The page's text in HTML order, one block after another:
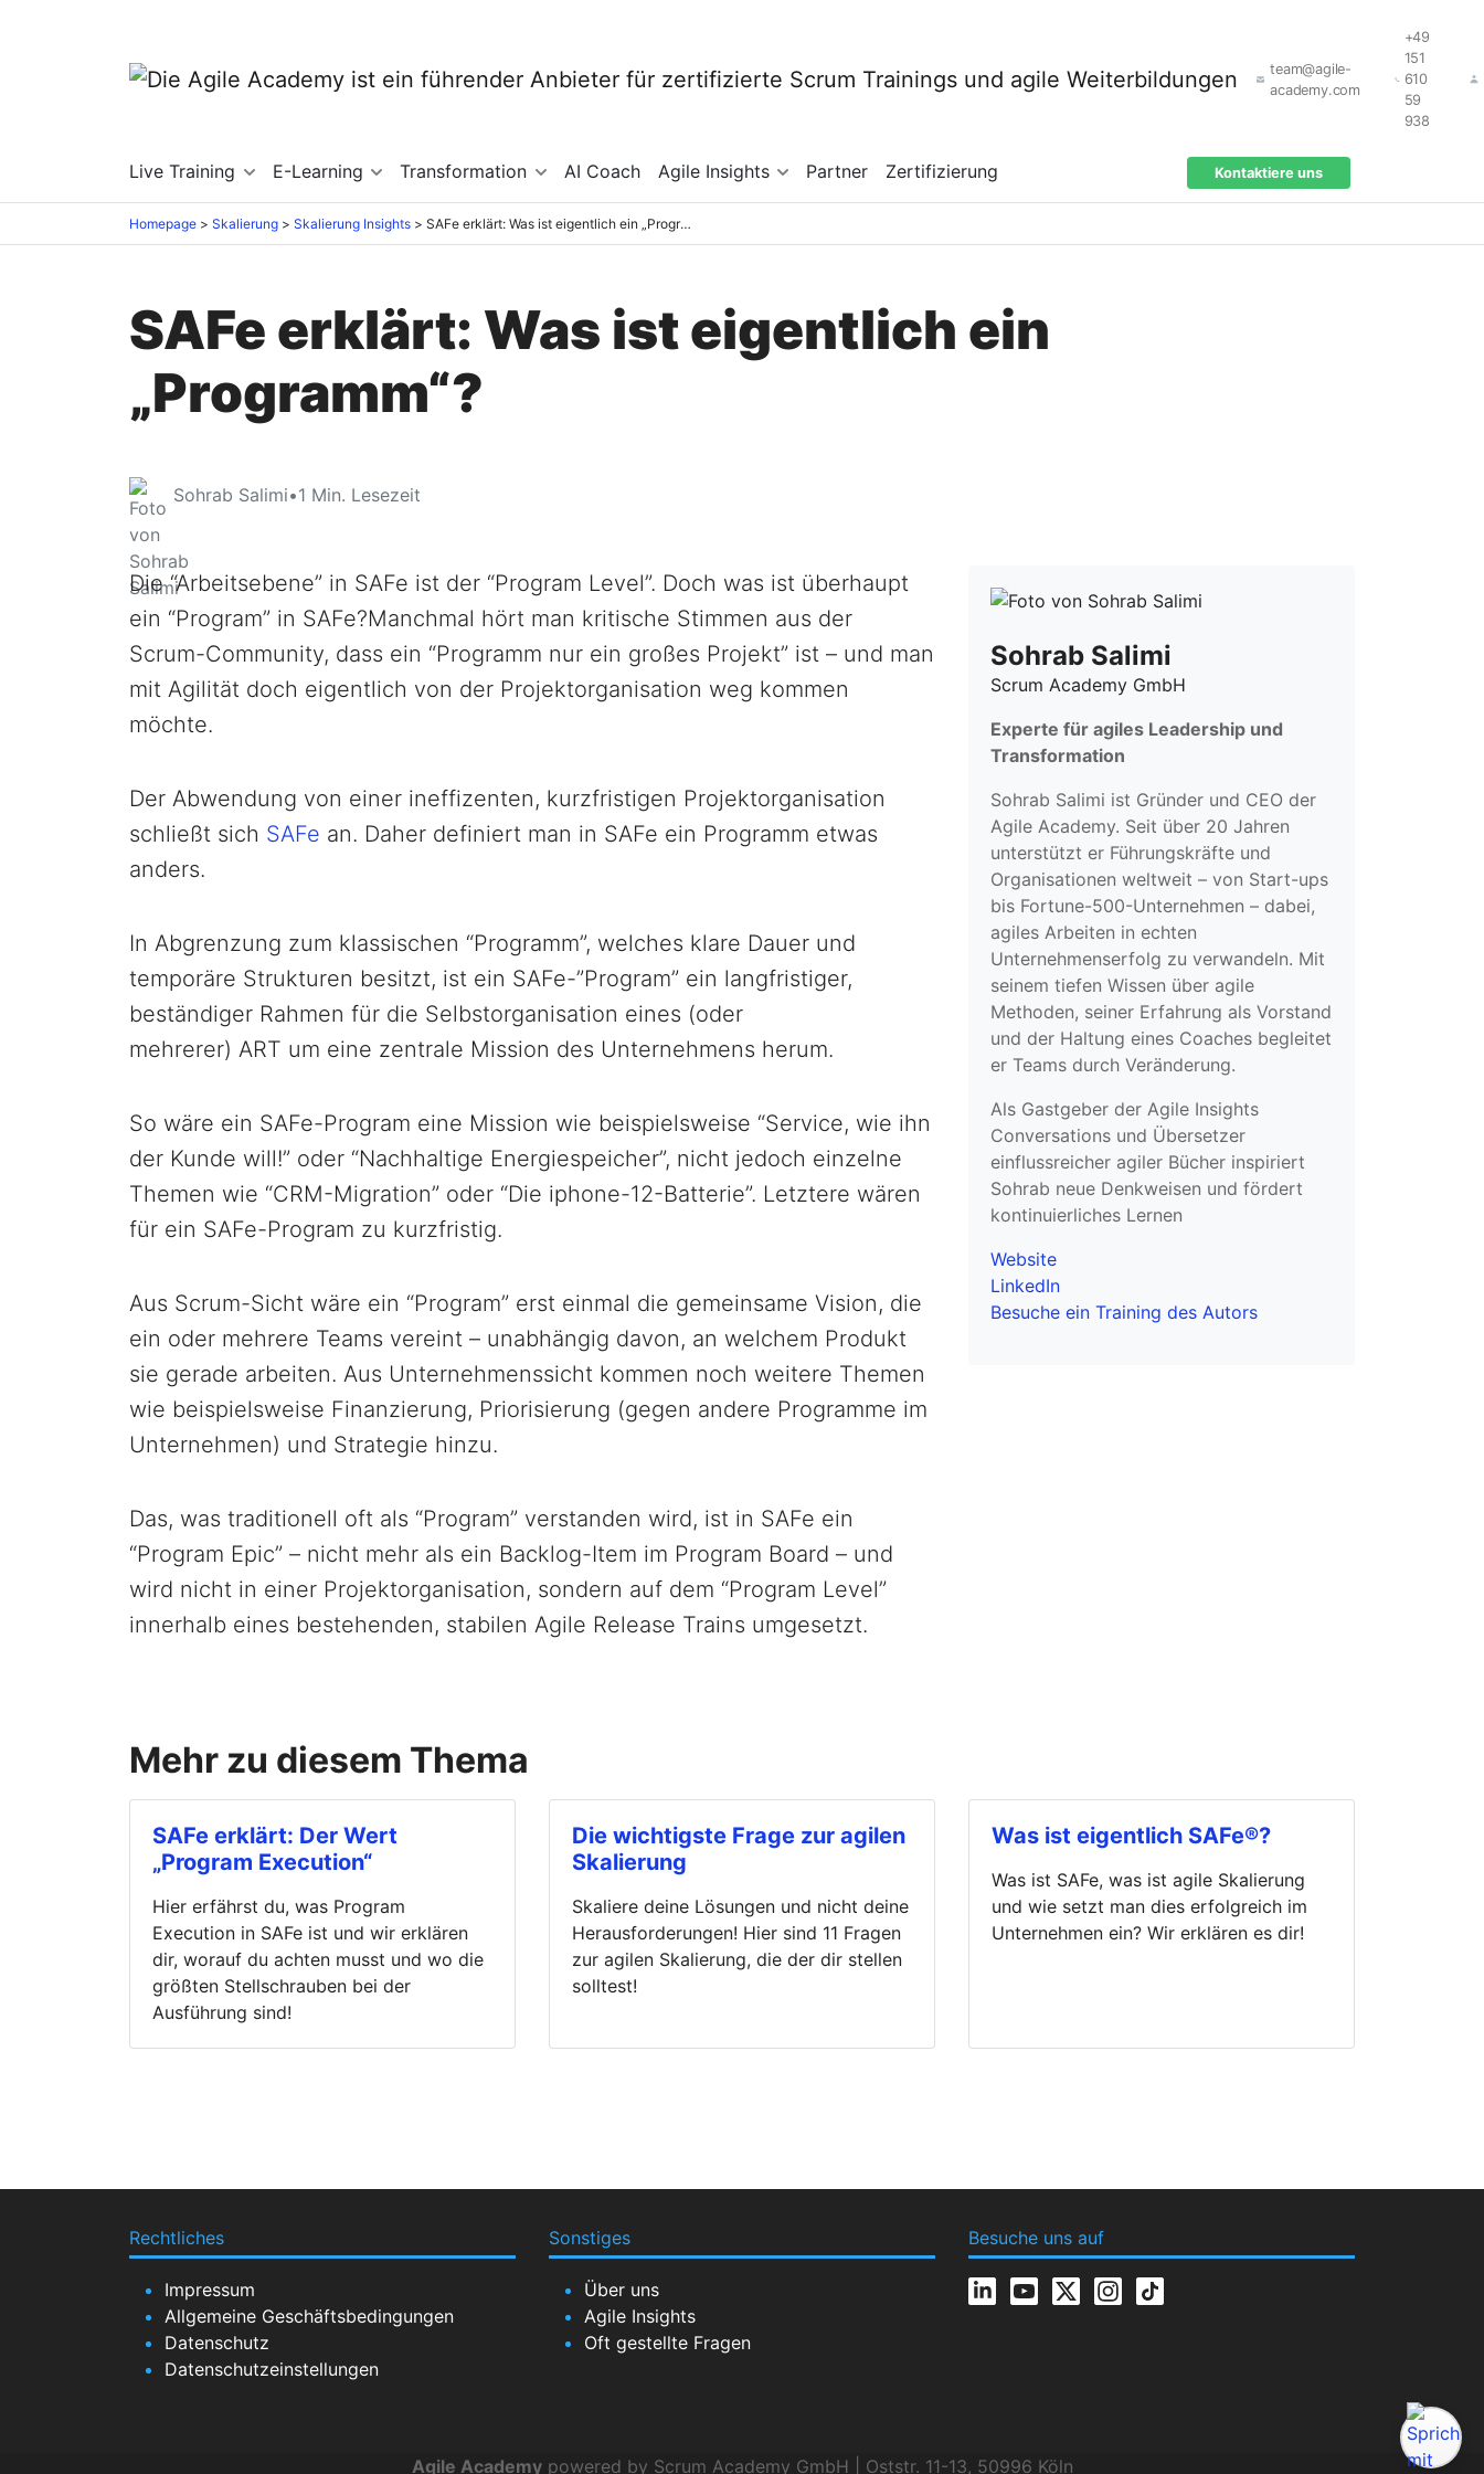
team@agile-
academy.com
+49
151
610
59
938
Live Training E-Learning Transformation AI Coach Agile Insights Partner Zertifizierung Kontaktiere uns
Homepage Skalierung Skalierung Insights SAFe erklärt: Was ist eigentlich ein „Programm“?
SAFe erklärt: Was ist eigentlich ein
„Programm“?
Sohrab Salimi•1 Min. Lesezeit
Die “Arbeitsebene” in SAFe ist der “Program Level”. Doch was ist überhaupt
ein “Program” in SAFe?Manchmal hört man kritische Stimmen aus der
Scrum-Community, dass ein “Programm nur ein großes Projekt” ist – und man
mit Agilität doch eigentlich von der Projektorganisation weg kommen
möchte.
Der Abwendung von einer ineffizenten, kurzfristigen Projektorganisation
schließt sich SAFe an. Daher definiert man in SAFe ein Programm etwas
anders.
In Abgrenzung zum klassischen “Programm”, welches klare Dauer und
temporäre Strukturen besitzt, ist ein SAFe-”Program” ein langfristiger,
beständiger Rahmen für die Selbstorganisation eines (oder
mehrerer) ART um eine zentrale Mission des Unternehmens herum.
So wäre ein SAFe-Program eine Mission wie beispielsweise “Service, wie ihn
der Kunde will!” oder “Nachhaltige Energiespeicher”, nicht jedoch einzelne
Themen wie “CRM-Migration” oder “Die iphone-12-Batterie”. Letztere wären
für ein SAFe-Program zu kurzfristig.
Aus Scrum-Sicht wäre ein “Program” erst einmal die gemeinsame Vision, die
ein oder mehrere Teams vereint – unabhängig davon, an welchem Produkt
sie gerade arbeiten. Aus Unternehmenssicht kommen noch weitere Themen
wie beispielsweise Finanzierung, Priorisierung (gegen andere Programme im
Unternehmen) und Strategie hinzu.
Das, was traditionell oft als “Program” verstanden wird, ist in SAFe ein
“Program Epic” – nicht mehr als ein Backlog-Item im Program Board – und
wird nicht in einer Projektorganisation, sondern auf dem “Program Level”
innerhalb eines bestehenden, stabilen Agile Release Trains umgesetzt.
Sohrab Salimi
Scrum Academy GmbH
Experte für agiles Leadership und
Transformation
Sohrab Salimi ist Gründer und CEO der
Agile Academy. Seit über 20 Jahren
unterstützt er Führungskräfte und
Organisationen weltweit – von Start-ups
bis Fortune-500-Unternehmen – dabei,
agiles Arbeiten in echten
Unternehmenserfolg zu verwandeln. Mit
seinem tiefen Wissen über agile
Methoden, seiner Erfahrung als Vorstand
und der Haltung eines Coaches begleitet
er Teams durch Veränderung.
Als Gastgeber der Agile Insights
Conversations und Übersetzer
einflussreicher agiler Bücher inspiriert
Sohrab neue Denkweisen und fördert
kontinuierliches Lernen
Website
LinkedIn
Besuche ein Training des Autors
Mehr zu diesem Thema
SAFe erklärt: Der Wert
„Program Execution“
Hier erfährst du, was Program
Execution in SAFe ist und wir erklären
dir, worauf du achten musst und wo die
größten Stellschrauben bei der
Ausführung sind!
Die wichtigste Frage zur agilen
Skalierung
Skaliere deine Lösungen und nicht deine
Herausforderungen! Hier sind 11 Fragen
zur agilen Skalierung, die der dir stellen
solltest!
Was ist eigentlich SAFe®?
Was ist SAFe, was ist agile Skalierung
und wie setzt man dies erfolgreich im
Unternehmen ein? Wir erklären es dir!
Rechtliches
Impressum
Allgemeine Geschäftsbedingungen
Datenschutz
Datenschutzeinstellungen
Sonstiges
Über uns
Agile Insights
Oft gestellte Fragen
Besuche uns auf
Agile Academypowered by Scrum Academy GmbH | Oststr. 11-13, 50996 Köln